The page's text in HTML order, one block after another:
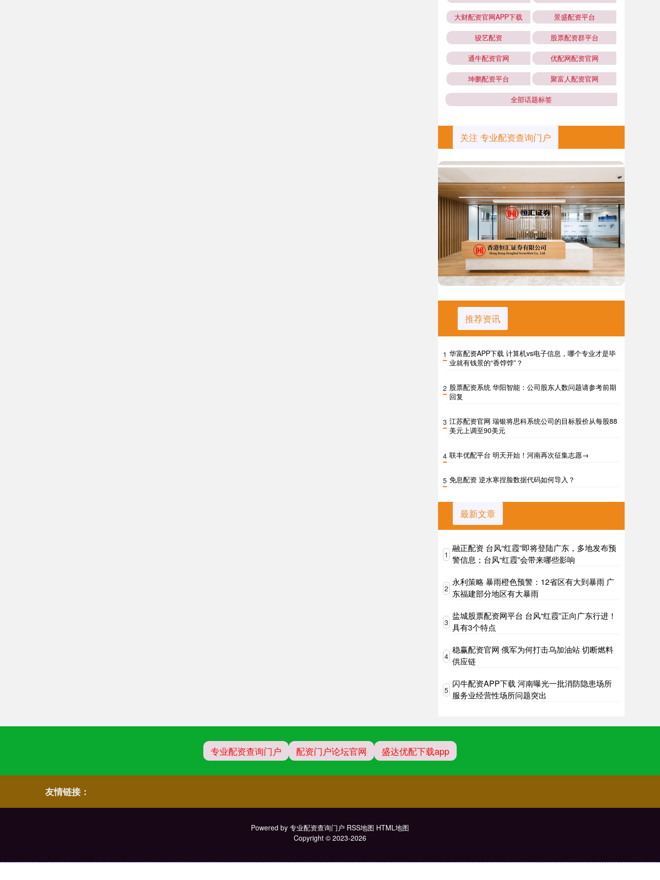
大财配资官网APP下载 景盛配资平台
骏艺配资 股票配资群平台
通牛配资官网 优配网配资官网
坤鹏配资平台 聚富人配资官网
全部话题标签
关注 专业配资查询门户
推荐资讯
1 华富配资APP下载 计算机vs电子信息，哪个专业才是毕
业就有钱景的“香饽饽”？
2 股票配资系统 华阳智能：公司股东人数问题请参考前期
回复
3 江苏配资官网 瑞银将思科系统公司的目标股价从每股88
美元上调至90美元
4 联丰优配平台 明天开始！河南再次征集志愿→
5 免息配资 逆水寒捏脸数据代码如何导入？
最新文章
1
融正配资 台风“红霞”即将登陆广东，多地发布预
警信息；台风“红霞”会带来哪些影响
2
永利策略 暴雨橙色预警：12省区有大到暴雨 广
东福建部分地区有大暴雨
3
盐城股票配资网平台 台风“红霞”正向广东行进！
具有3个特点
4
稳赢配资官网 俄军为何打击乌加油站 切断燃料
供应链
5
闪牛配资APP下载 河南曝光一批消防隐患场所
服务业经营性场所问题突出
专业配资查询门户 配资门户论坛官网 盛达优配下载app
友情链接：
Powered by 专业配资查询门户 RSS地图 HTML地图
Copyright © 2023-2026